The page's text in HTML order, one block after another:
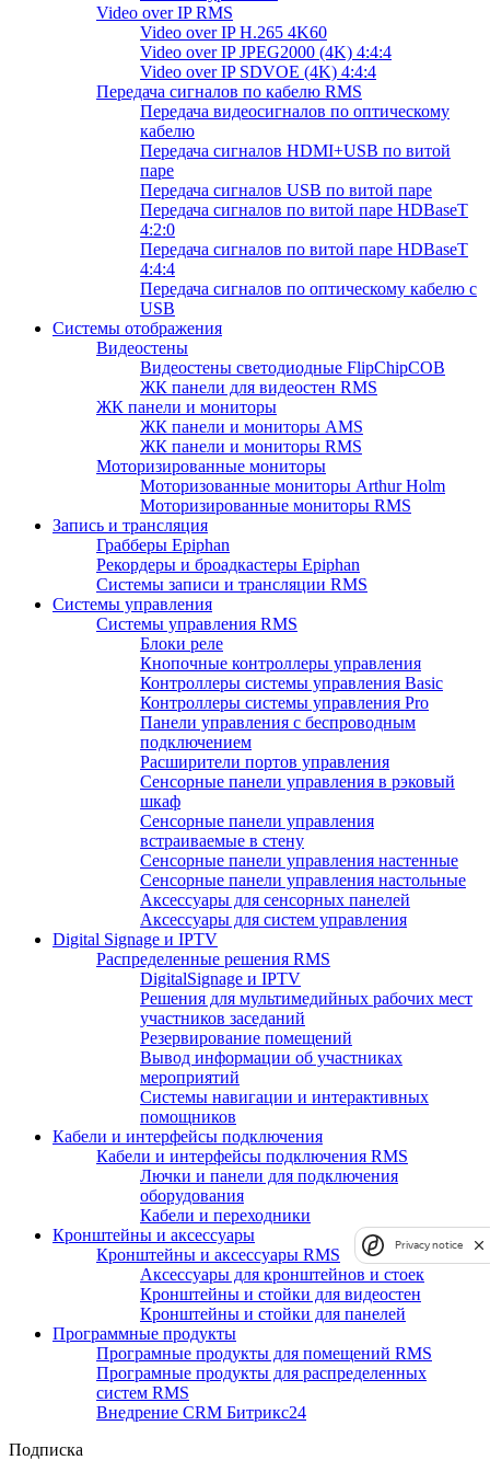
Video over IP RMS
Video over IP H.265 4K60
Video over IP JPEG2000 (4K) 4:4:4
Video over IP SDVOE (4K) 4:4:4
Передача сигналов по кабелю RMS
Передача видеосигналов по оптическому
кабелю
Передача сигналов HDMI+USB по витой
паре
Передача сигналов USB по витой паре
Передача сигналов по витой паре HDBaseT
4:2:0
Передача сигналов по витой паре HDBaseT
4:4:4
Передача сигналов по оптическому кабелю с
USB
Системы отображения
Видеостены
Видеостены светодиодные FlipChipCOB
ЖК панели для видеостен RMS
ЖК панели и мониторы
ЖК панели и мониторы AMS
ЖК панели и мониторы RMS
Моторизированные мониторы
Моторизованные мониторы Arthur Holm
Моторизированные мониторы RMS
Запись и трансляция
Грабберы Epiphan
Рекордеры и броадкастеры Epiphan
Системы записи и трансляции RMS
Системы управления
Системы управления RMS
Блоки реле
Кнопочные контроллеры управления
Контроллеры системы управления Basic
Контроллеры системы управления Pro
Панели управления с беспроводным
подключением
Расширители портов управления
Сенсорные панели управления в рэковый
шкаф
Сенсорные панели управления
встраиваемые в стену
Сенсорные панели управления настенные
Сенсорные панели управления настольные
Аксессуары для сенсорных панелей
Аксессуары для систем управления
Digital Signage и IPTV
Распределенные решения RMS
DigitalSignage и IPTV
Решения для мультимедийных рабочих мест
участников заседаний
Резервирование помещений
Вывод информации об участниках
мероприятий
Системы навигации и интерактивных
помощников
Кабели и интерфейсы подключения
Кабели и интерфейсы подключения RMS
Лючки и панели для подключения
оборудования
Кабели и переходники
Кронштейны и аксессуары
Кронштейны и аксессуары RMS
Аксессуары для кронштейнов и стоек
Кронштейны и стойки для видеостен
Кронштейны и стойки для панелей
Программные продукты
Програмные продукты для помещений RMS
Програмные продукты для распределенных
систем RMS
Внедрение CRM Битрикс24
Подписка
Privacy notice